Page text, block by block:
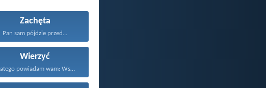
Zachęta
Pan sam pójdzie przed...
Wierzyć
Dlatego powiadam wam: Wszystko...